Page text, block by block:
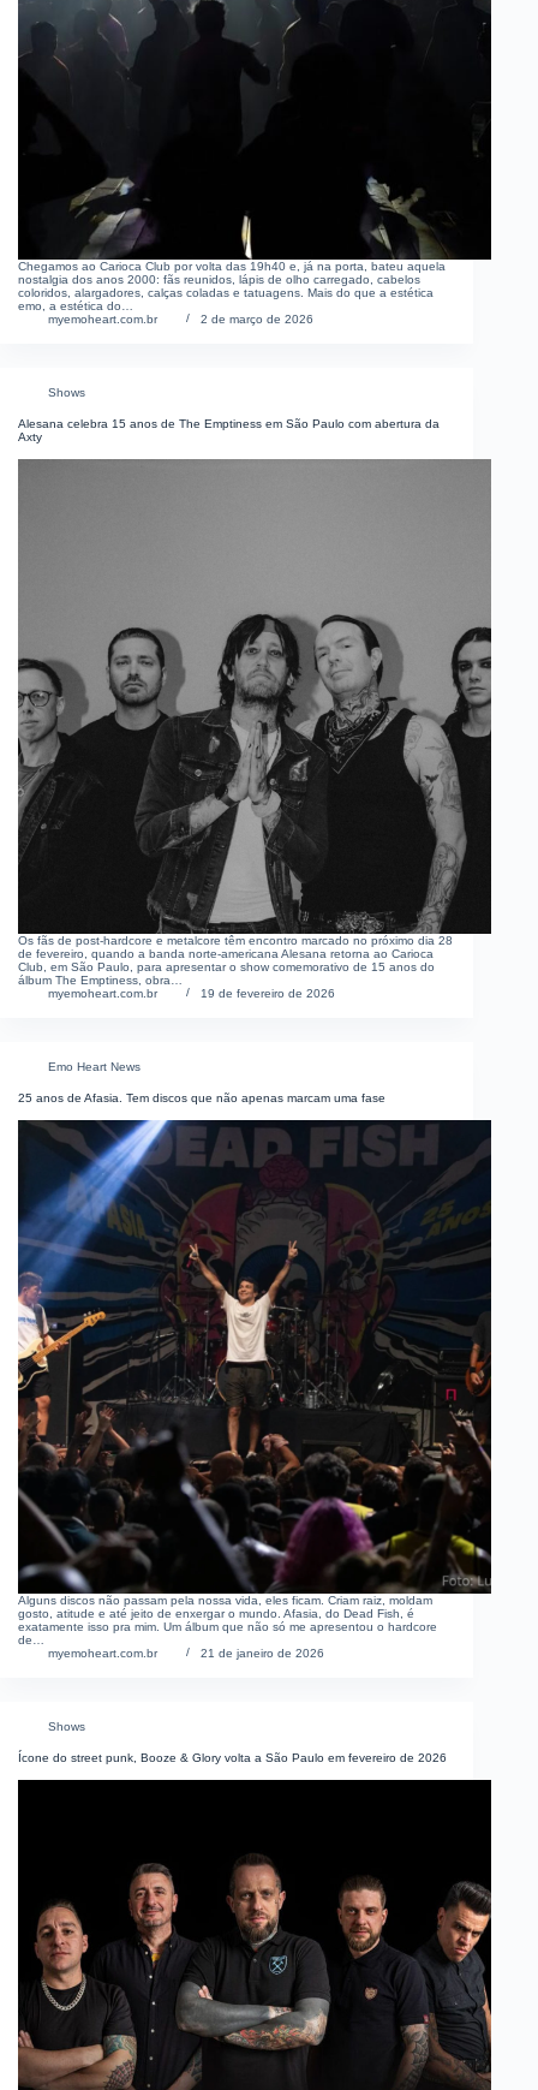
Chegamos ao Carioca Club por volta das 19h40 e, já na porta, bateu aquela
nostalgia dos anos 2000: fãs reunidos, lápis de olho carregado, cabelos
coloridos, alargadores, calças coladas e tatuagens. Mais do que a estética
emo, a estética do…
myemoheart.com.br
2 de março de 2026
Shows
Alesana celebra 15 anos de The Emptiness em São Paulo com abertura da
Axty
Os fãs de post-hardcore e metalcore têm encontro marcado no próximo dia 28
de fevereiro, quando a banda norte-americana Alesana retorna ao Carioca
Club, em São Paulo, para apresentar o show comemorativo de 15 anos do
álbum The Emptiness, obra…
myemoheart.com.br
19 de fevereiro de 2026
Emo Heart News
25 anos de Afasia. Tem discos que não apenas marcam uma fase
Alguns discos não passam pela nossa vida, eles ficam. Criam raiz, moldam
gosto, atitude e até jeito de enxergar o mundo. Afasia, do Dead Fish, é
exatamente isso pra mim. Um álbum que não só me apresentou o hardcore
de…
myemoheart.com.br
21 de janeiro de 2026
Shows
Ícone do street punk, Booze & Glory volta a São Paulo em fevereiro de 2026